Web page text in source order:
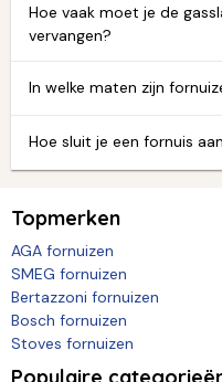
Hoe vaak moet je de
vervangen?
In welke maten zijn
Hoe sluit je een fornuis
Topmerken
AGA fornuizen
SMEG fornuizen
Bertazzoni fornuizen
Bosch fornuizen
Stoves fornuizen
Populaire